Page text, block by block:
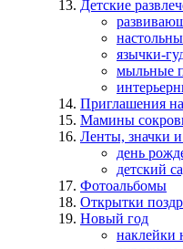
Детские
язычки-
мыльные
Приглашения
Мамины
Ленты, значки
день
детский
Фотоальбомы
Открытки
Новый год
наклейки